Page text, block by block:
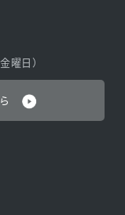
曜日）